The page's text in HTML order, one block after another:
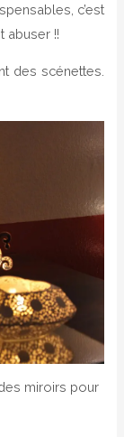
c’est
abuser !!
des scénettes.
miroirs pour